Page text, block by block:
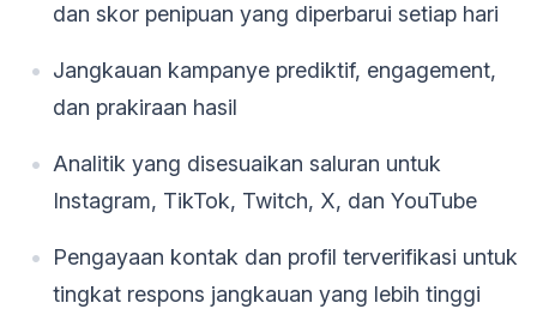
dan skor penipuan yang diperbarui setiap hari
Jangkauan kampanye prediktif, engagement,
dan prakiraan hasil
Analitik yang disesuaikan saluran untuk
Instagram, TikTok, Twitch, X, dan YouTube
Pengayaan kontak dan profil terverifikasi untuk
tingkat respons jangkauan yang lebih tinggi